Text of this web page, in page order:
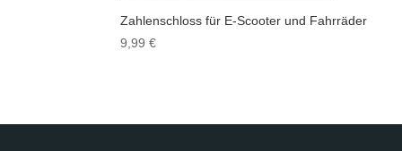
Zahlenschloss für E-Scooter und Fahrräder
9,99€